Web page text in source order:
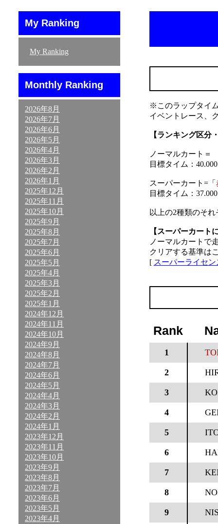
My Ranking
My Ranking
Monthly Ranking
2026年8月
2026年7月
2026年6月
2026年5月
2026年4月
2026年3月
2026年2月
2026年1月
2025年12月
2025年11月
2025年10月
2025年9月
2025年8月
2025年7月
2025年6月
2025年5月
2025年4月
2025年3月
2025年2月
2025年1月
2024年12月
2024年11月
2024年10月
2024年9月
2024年8月
2024年7月
2024年6月
2024年5月
2024年4月
2024年3月
2024年2月
2024年1月
2023年12月
2023年11月
2023年10月
2023年9月
2023年8月
2023年7月
2023年6月
2023年5月
2023年4月
※このラップタイ
イベントレース、
【ランキング区分
ノーマルカート＝
目標タイム：
スーパーカート=「
目標タイム：
以上の2種類のそ
【スーパーカート
ノーマルカートで
クリアする基準は
[ スーパーライセ
Rank
1
2
3
4
5
6
7
8
9